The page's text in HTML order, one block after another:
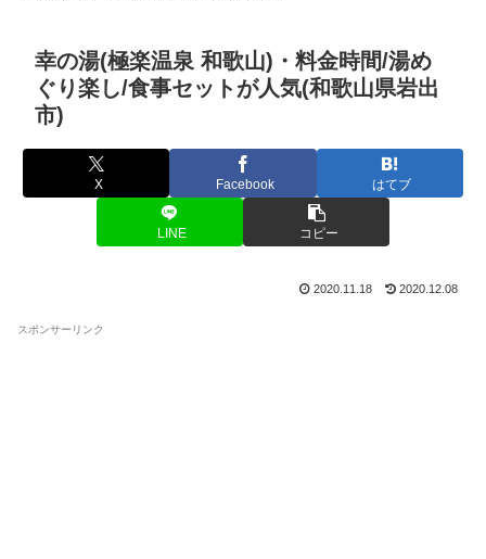
幸の湯(極楽温泉 和歌山)・料金時間/湯め
ぐり楽し/食事セットが人気(和歌山県岩出
市)
X Facebook はてブ
LINE コピー
2020.11.18 2020.12.08
スポンサーリンク